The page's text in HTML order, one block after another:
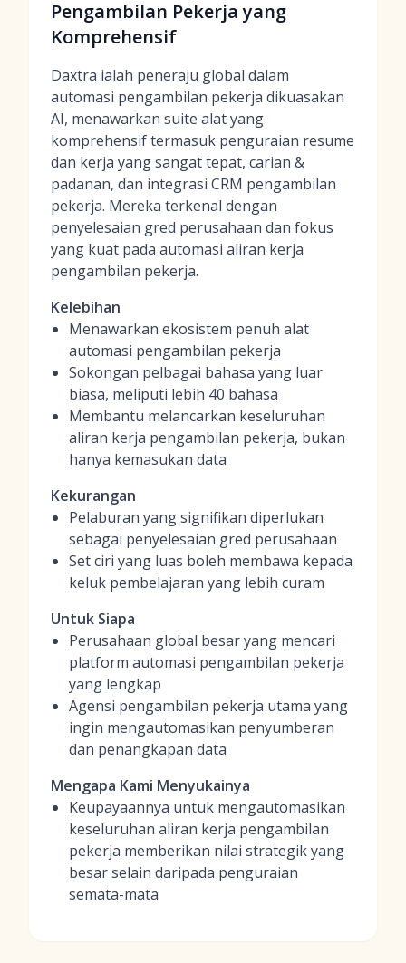
Pengambilan Pekerja yang
Komprehensif
Daxtra ialah peneraju global dalam
automasi pengambilan pekerja dikuasakan
AI, menawarkan suite alat yang
komprehensif termasuk penguraian resume
dan kerja yang sangat tepat, carian &
padanan, dan integrasi CRM pengambilan
pekerja. Mereka terkenal dengan
penyelesaian gred perusahaan dan fokus
yang kuat pada automasi aliran kerja
pengambilan pekerja.
Kelebihan
Menawarkan ekosistem penuh alat
automasi pengambilan pekerja
Sokongan pelbagai bahasa yang luar
biasa, meliputi lebih 40 bahasa
Membantu melancarkan keseluruhan
aliran kerja pengambilan pekerja, bukan
hanya kemasukan data
Kekurangan
Pelaburan yang signifikan diperlukan
sebagai penyelesaian gred perusahaan
Set ciri yang luas boleh membawa kepada
keluk pembelajaran yang lebih curam
Untuk Siapa
Perusahaan global besar yang mencari
platform automasi pengambilan pekerja
yang lengkap
Agensi pengambilan pekerja utama yang
ingin mengautomasikan penyumberan
dan penangkapan data
Mengapa Kami Menyukainya
Keupayaannya untuk mengautomasikan
keseluruhan aliran kerja pengambilan
pekerja memberikan nilai strategik yang
besar selain daripada penguraian
semata-mata